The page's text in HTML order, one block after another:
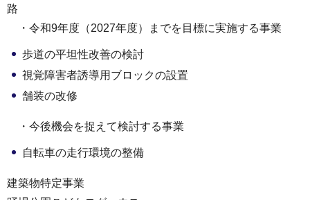
路
・令和9年度（2027年度）までを目標に実施する事業
歩道の平坦性改善の検討
視覚障害者誘導用ブロックの設置
舗装の改修
・今後機会を捉えて検討する事業
自転車の走行環境の整備
建築物特定事業